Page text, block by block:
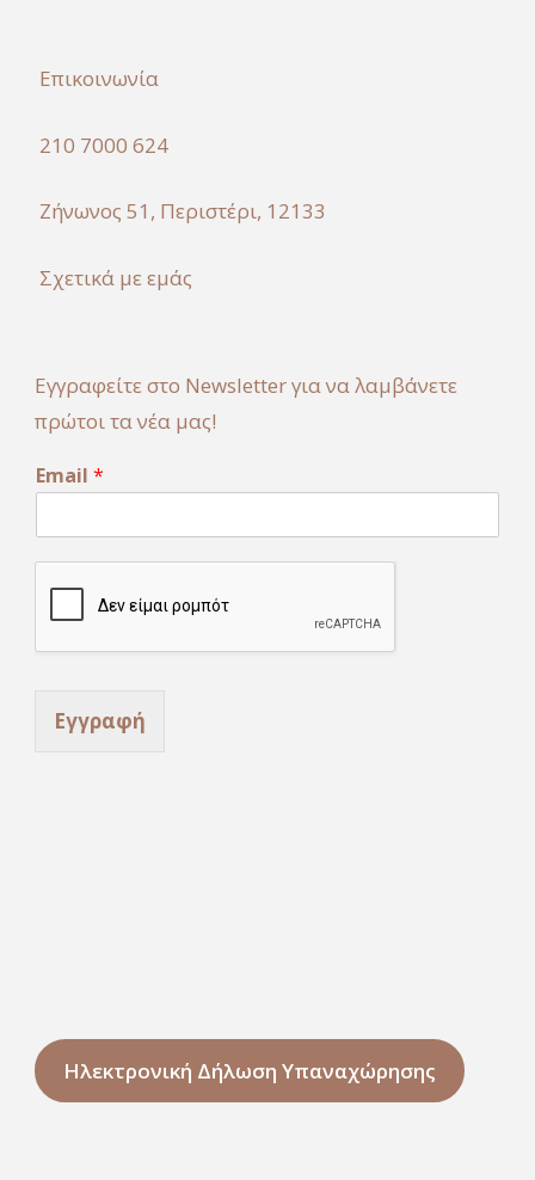
Επικοινωνία
210 7000 624
Ζήνωνος 51, Περιστέρι, 12133
Σχετικά με εμάς
Εγγραφείτε στο Newsletter για να λαμβάνετε
πρώτοι τα νέα μας!
E
m
i
l
Email *
Εγγραφή
Ηλεκτρονική Δήλωση Υπαναχώρησης